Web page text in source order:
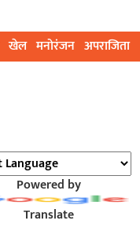
खेल मनोरंजन अपराजिता
Powered by
Translate